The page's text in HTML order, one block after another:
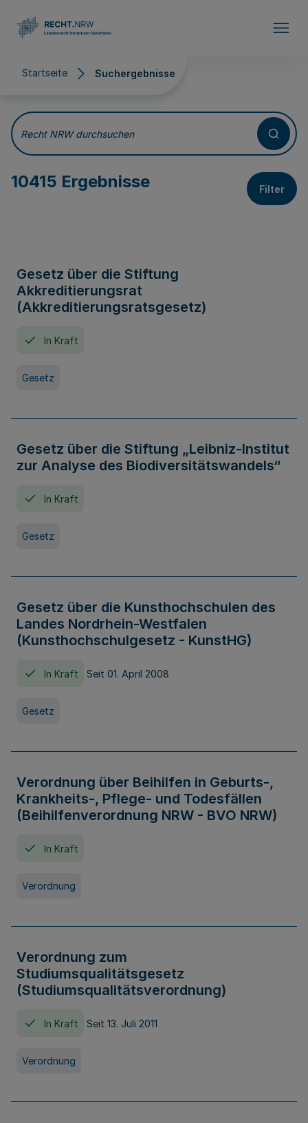
Startseite Suchergebnisse
Suchergebnisse
Recht NRW durchsuchen
10415 Ergebnisse Filter
Gesetz über die Stiftung
Akkreditierungsrat
(Akkreditierungsratsgesetz)
In Kraft
Gesetz
Gesetz über die Stiftung „Leibniz-Institut
zur Analyse des Biodiversitätswandels“
In Kraft
Gesetz
Gesetz über die Kunsthochschulen des
Landes Nordrhein-Westfalen
(Kunsthochschulgesetz - KunstHG)
In Kraft Seit 01. April 2008
Gesetz
Verordnung über Beihilfen in Geburts-,
Krankheits-, Pflege- und Todesfällen
(Beihilfenverordnung NRW - BVO NRW)
In Kraft
Verordnung
Verordnung zum
Studiumsqualitätsgesetz
(Studiumsqualitätsverordnung)
In Kraft Seit 13. Juli 2011
Verordnung